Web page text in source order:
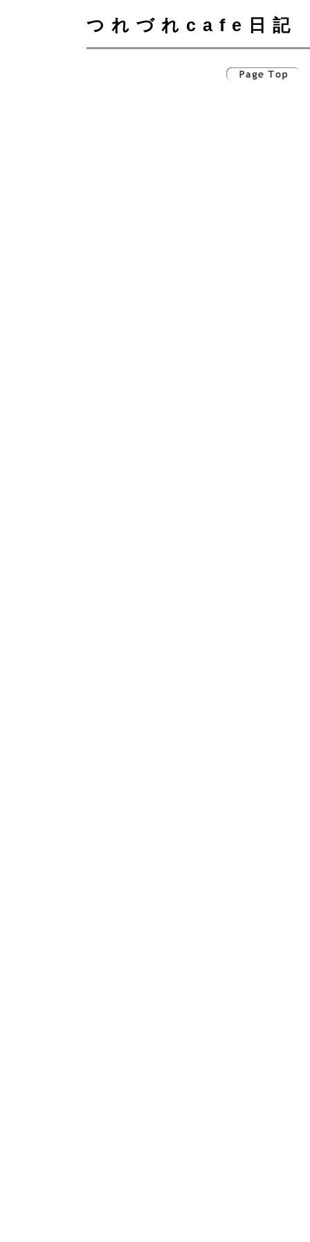
つれづれcafe日記